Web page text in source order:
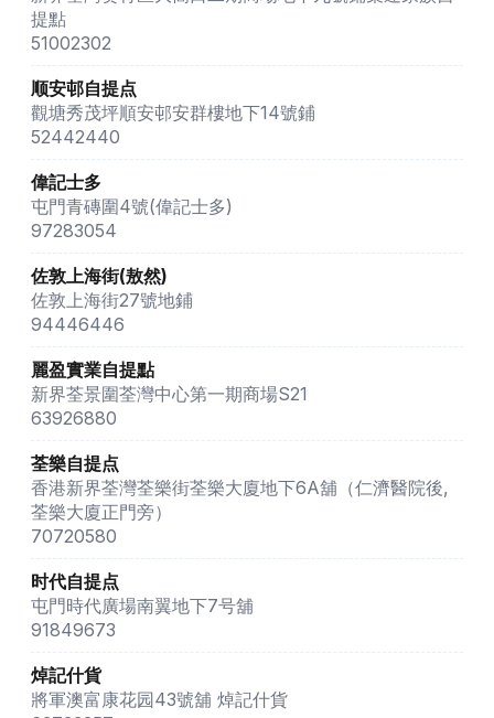
提點
51002302
顺安邨自提点
觀塘秀茂坪順安邨安群樓地下14號鋪
52442440
偉記士多
屯門青磚圍4號(偉記士多)
97283054
佐敦上海街(敖然)
佐敦上海街27號地鋪
94446446
麗盈實業自提點
新界荃景圍荃灣中心第一期商場S21
63926880
荃樂自提点
香港新界荃灣荃樂街荃樂大廈地下6A舖（仁濟醫院後,
荃樂大廈正門旁）
70720580
时代自提点
屯門時代廣場南翼地下7号舖
91849673
焯記什貨
將軍澳富康花园43號舖 焯記什貨